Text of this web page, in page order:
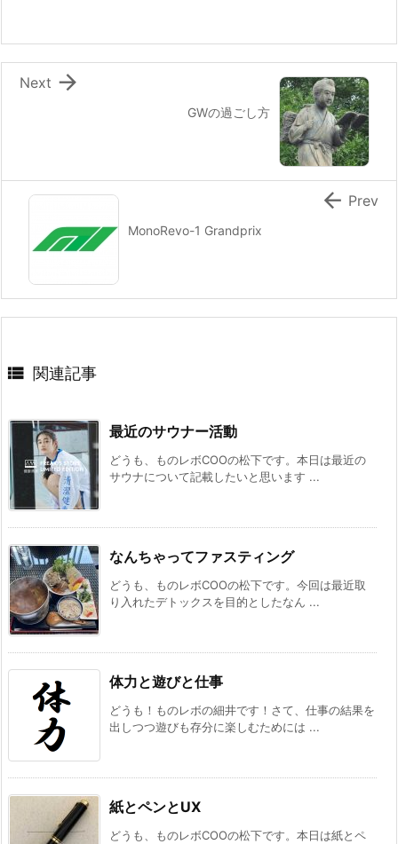
GWの過ごし方

Next
MonoRevo-1 Grandprix
 Prev
 関連記事
最近のサウナー活動
どうも、ものレボCOOの松下です。本日は最近の
サウナについて記載したいと思います ...
なんちゃってファスティング
どうも、ものレボCOOの松下です。今回は最近取
り入れたデトックスを目的としたなん ...
体力と遊びと仕事
どうも！ものレボの細井です！さて、仕事の結果を
出しつつ遊びも存分に楽しむためには ...
紙とペンとUX
どうも、ものレボCOOの松下です。本日は紙とペ